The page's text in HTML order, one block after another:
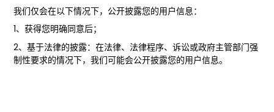
我们仅会在以下情况下，公开披露您的用户信息：
1、获得您明确同意后；
2、基于法律的披露：在法律、法律程序、诉讼或政府主管部门强
制性要求的情况下，我们可能会公开披露您的用户信息。